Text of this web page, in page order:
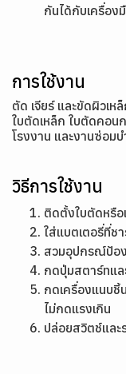
กันได้กับเครื่อง
การใช้งาน
ตัด เจียร์ และขัดผิวเ
ใบตัดเหล็ก ใบตัดคอน
โรงงาน และงานซ่อมบ
วิธีการใช้งาน
ติดตั้งใบตัดหรื
ใส่แบตเตอรี่ที่ช
สวมอุปกรณ์ป้อ
กดปุ่มสตาร์ทแล
กดเครื่องแนบชิ้
ไม่กดแรงเกิน
ปล่อยสวิตช์และ